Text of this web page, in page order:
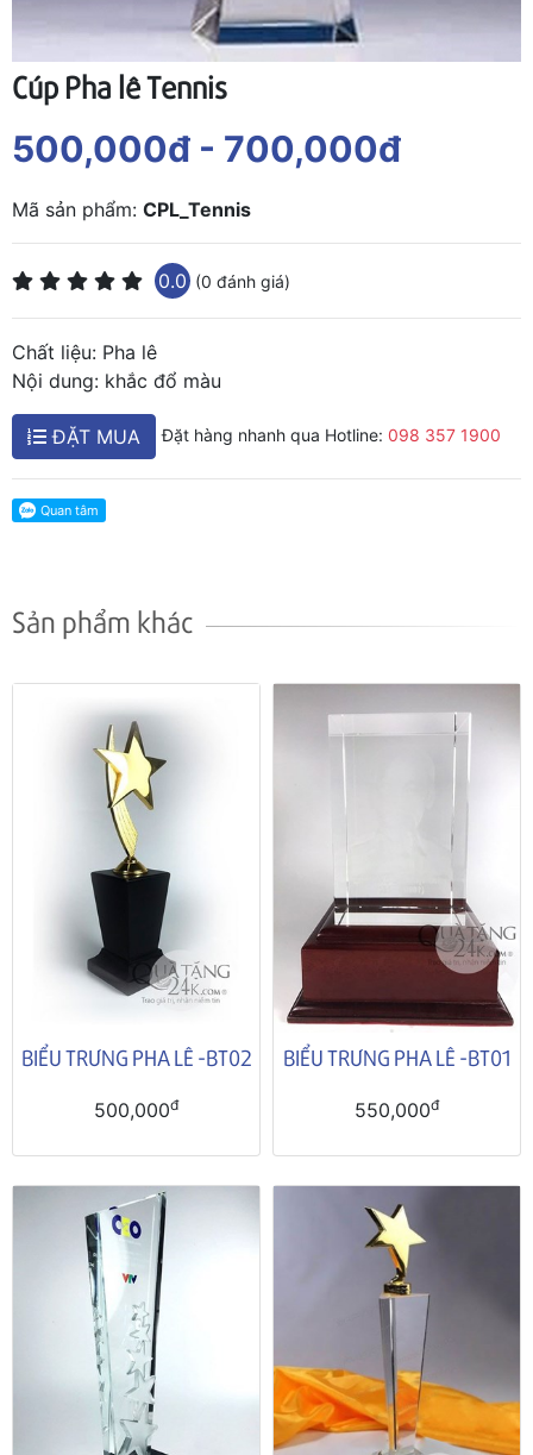
Cúp Pha lê Tennis
500,000đ - 700,000đ
Mã sản phẩm: CPL_Tennis
0.0 (0 đánh giá)
Chất liệu: Pha lê
Nội dung: khắc đổ màu
ĐẶT MUA Đặt hàng nhanh qua Hotline: 098 357 1900
Sản phẩm khác
BIỂU TRƯNG PHA LÊ -BT02
500,000đ
BIỂU TRƯNG PHA LÊ -BT01
550,000đ